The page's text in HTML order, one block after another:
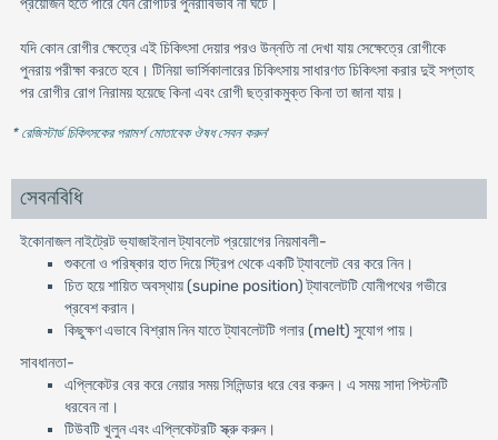
প্রয়োজন হতে পারে যেন রোগটির পুনরাবির্ভাব না ঘটে।
যদি কোন রোগীর ক্ষেত্রে এই চিকিৎসা দেয়ার পরও উন্নতি না দেখা যায় সেক্ষেত্রে রোগীকে
পুনরায় পরীক্ষা করতে হবে। টিনিয়া ভার্সিকালারের চিকিৎসায় সাধারণত চিকিৎসা করার দুই সপ্তাহ
পর রোগীর রোগ নিরাময় হয়েছে কিনা এবং রোগী ছত্রাকমুক্ত কিনা তা জানা যায়।
* রেজিস্টার্ড চিকিৎসকের পরামর্শ মোতাবেক ঔষধ সেবন করুন'
সেবনবিধি
ইকোনাজল নাইট্রেট ভ্যাজাইনাল ট্যাবলেট প্রয়োগের নিয়মাবলী-
শুকনো ও পরিষ্কার হাত দিয়ে স্ট্রিপ থেকে একটি ট্যাবলেট বের করে নিন।
চিত হয়ে শায়িত অবস্থায় (supine position) ট্যাবলেটটি যোনীপথের গভীরে
প্রবেশ করান।
কিছুক্ষণ এভাবে বিশ্রাম নিন যাতে ট্যাবলেটটি গলার (melt) সুযোগ পায়।
সাবধানতা-
এপ্লিকেটর বের করে নেয়ার সময় সিলিন্ডার ধরে বের করুন। এ সময় সাদা পিস্টনটি
ধরবেন না।
টিউবটি খুলুন এবং এপ্লিকেটরটি স্ক্রু করুন।